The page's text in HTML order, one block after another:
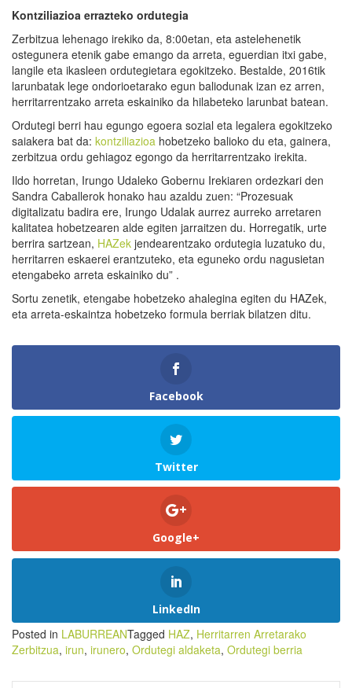
Kontziliazioa errazteko ordutegia
Zerbitzua lehenago irekiko da, 8:00etan, eta astelehenetik
ostegunera etenik gabe emango da arreta, eguerdian itxi gabe,
langile eta ikasleen ordutegietara egokitzeko. Bestalde, 2016tik
larunbatak lege ondorioetarako egun baliodunak izan ez arren,
herritarrentzako arreta eskainiko da hilabeteko larunbat batean.
Ordutegi berri hau egungo egoera sozial eta legalera egokitzeko
saiakera bat da: kontziliazioa hobetzeko balioko du eta, gainera,
zerbitzua ordu gehiagoz egongo da herritarrentzako irekita.
Ildo horretan, Irungo Udaleko Gobernu Irekiaren ordezkari den
Sandra Caballerok honako hau azaldu zuen: “Prozesuak
digitalizatu badira ere, Irungo Udalak aurrez aurreko arretaren
kalitatea hobetzearen alde egiten jarraitzen du. Horregatik, urte
berrira sartzean, HAZek jendearentzako ordutegia luzatuko du,
herritarren eskaerei erantzuteko, eta eguneko ordu nagusietan
etengabeko arreta eskainiko du” .
Sortu zenetik, etengabe hobetzeko ahalegina egiten du HAZek,
eta arreta-eskaintza hobetzeko formula berriak bilatzen ditu.
Facebook
Twitter
Google+
LinkedIn
Posted in LABURREANTagged HAZ, Herritarren Arretarako
Zerbitzua, irun, irunero, Ordutegi aldaketa, Ordutegi berria